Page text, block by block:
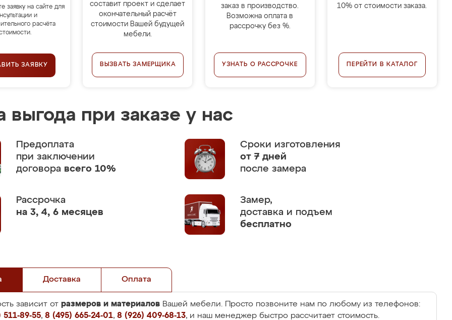
заявку на сайте для
и
расчёта
ЗАЯВКУ
составит проект и сделает
окончательный расчёт
стоимости Вашей будущей
мебели.
ВЫЗВАТЬ ЗАМЕРЩИКА
заказ в производство.
Возможна оплата в
рассрочку без %.
УЗНАТЬ О РАССРОЧКЕ
10% от стоимости заказа.
ПЕРЕЙТИ В КАТАЛОГ
выгода при заказе у нас
Предоплата
при заключении
договора всего 10%
Сроки изготовления
от 7 дней
после замера
Рассрочка
на 3, 4, 6 месяцев
Замер,
доставка и подъем
бесплатно
Доставка Оплата
зависит от размеров и материалов Вашей мебели. Просто позвоните нам по любому из телефонов:
89-55, 8 (495) 665-24-01, 8 (926) 409-68-13, и наш менеджер быстро рассчитает стоимость.